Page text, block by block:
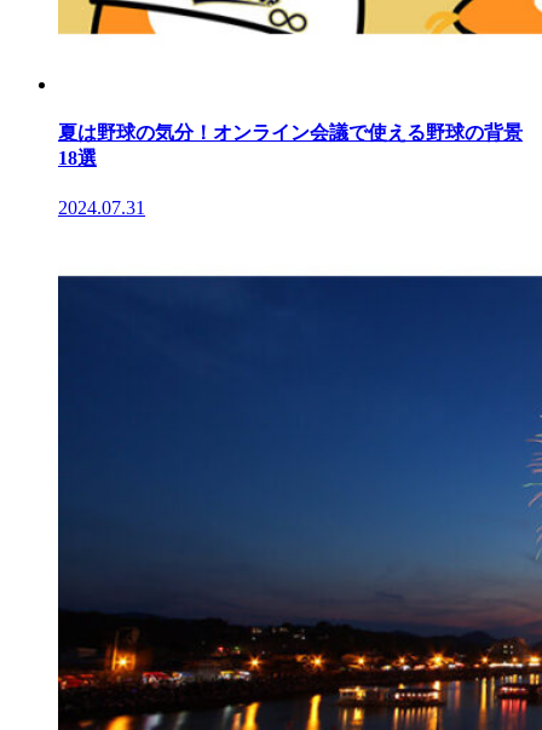
夏は野球の気分！オンライン会議で使える野球の背景
18選
2024.07.31